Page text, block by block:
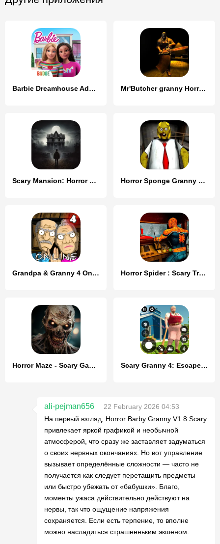
Barbie Dreamhouse Adventures Mr'Butcher granny Horror House
Scary Mansion: Horror Game 3D Horror Sponge Granny V1.8
Grandpa & Granny 4 Online Game Horror Spider : Scary Train
Horror Maze - Scary Games Scary Granny 4: Escape Games
ali-pejman656
22 February 2026 04:53
На первый взгляд, Horror Barby Granny V1.8 Scary
привлекает яркой графикой и необычной
атмосферой, что сразу же заставляет задуматься
о своих нервных окончаниях. Но вот управление
вызывает определённые сложности — часто не
получается как следует перетащить предметы
или быстро убежать от «бабушки». Благо,
моменты ужаса действительно действуют на
нервы, так что ощущение напряжения
сохраняется. Если есть терпение, то вполне
можно насладиться страшненьким экшеном.